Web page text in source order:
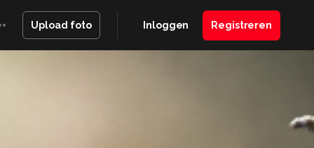
Upload foto Inloggen Registreren